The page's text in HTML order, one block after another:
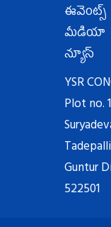
ఈవెంట్స్
మీడియా
న్యూస్
YSR
Plot no.
Tadepalli
Guntur
522501